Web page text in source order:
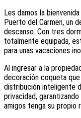
Les damos la
Puerto del Carmen, un
descanso. Con tres
totalmente equipada,
para unas vacaciones
Al ingresar a la
decoración coqueta
distribución inteligente
privacidad,
amigos tenga su propio